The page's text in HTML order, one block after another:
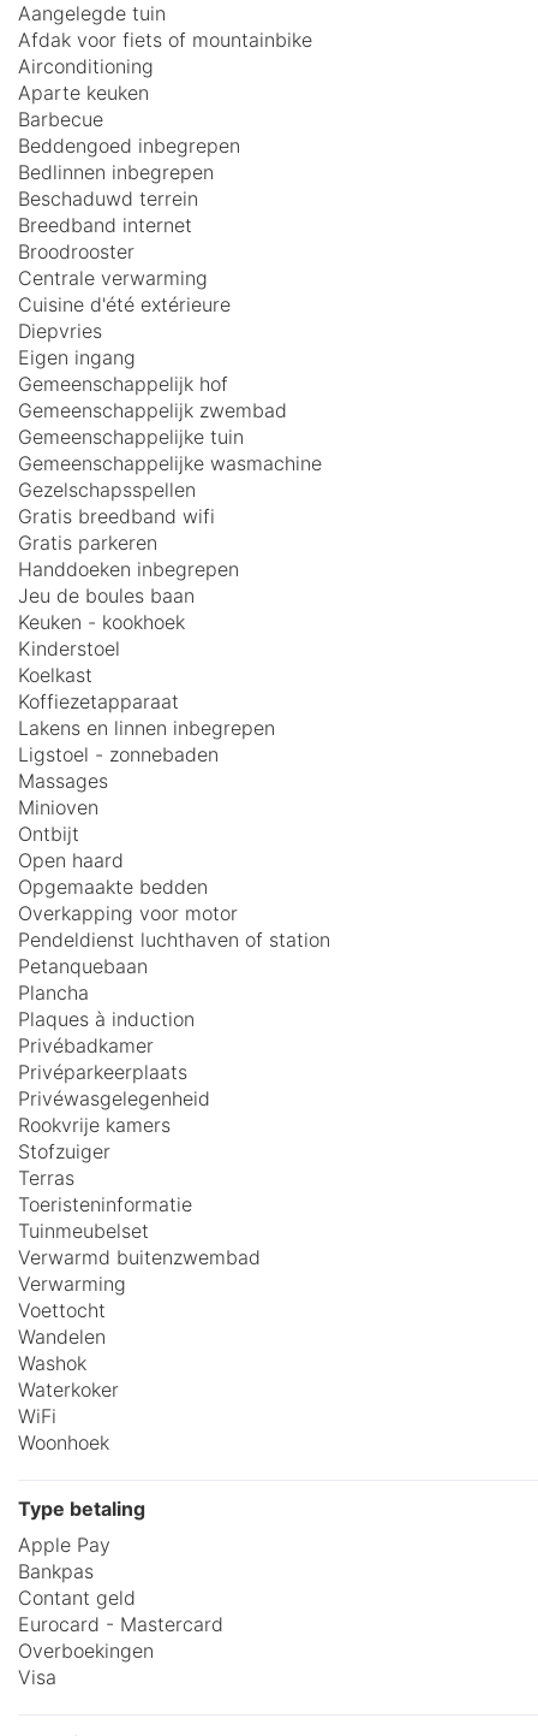
Aangelegde tuin
Afdak voor fiets of mountainbike
Airconditioning
Aparte keuken
Barbecue
Beddengoed inbegrepen
Bedlinnen inbegrepen
Beschaduwd terrein
Breedband internet
Broodrooster
Centrale verwarming
Cuisine d'été extérieure
Diepvries
Eigen ingang
Gemeenschappelijk hof
Gemeenschappelijk zwembad
Gemeenschappelijke tuin
Gemeenschappelijke wasmachine
Gezelschapsspellen
Gratis breedband wifi
Gratis parkeren
Handdoeken inbegrepen
Jeu de boules baan
Keuken - kookhoek
Kinderstoel
Koelkast
Koffiezetapparaat
Lakens en linnen inbegrepen
Ligstoel - zonnebaden
Massages
Minioven
Ontbijt
Open haard
Opgemaakte bedden
Overkapping voor motor
Pendeldienst luchthaven of station
Petanquebaan
Plancha
Plaques à induction
Privébadkamer
Privéparkeerplaats
Privéwasgelegenheid
Rookvrije kamers
Stofzuiger
Terras
Toeristeninformatie
Tuinmeubelset
Verwarmd buitenzwembad
Verwarming
Voettocht
Wandelen
Washok
Waterkoker
WiFi
Woonhoek
Type betaling
Apple Pay
Bankpas
Contant geld
Eurocard - Mastercard
Overboekingen
Visa